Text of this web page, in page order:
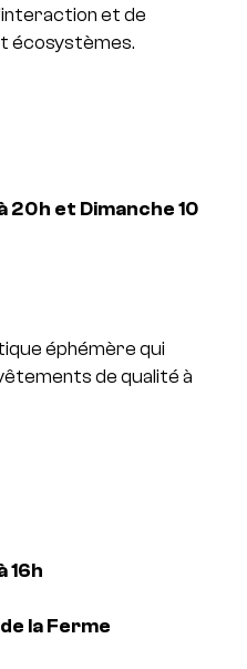
et de
écosystèmes.
20h et Dimanche 10
éphémère qui
de qualité à
16h
la Ferme